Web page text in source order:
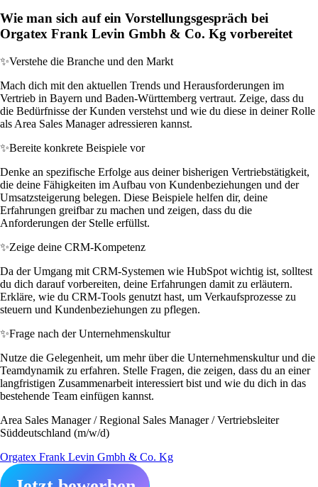
Wie man sich auf ein Vorstellungsgespräch bei
Orgatex Frank Levin Gmbh & Co. Kg vorbereitet
✨Verstehe die Branche und den Markt
Mach dich mit den aktuellen Trends und Herausforderungen im
Vertrieb in Bayern und Baden-Württemberg vertraut. Zeige, dass du
die Bedürfnisse der Kunden verstehst und wie du diese in deiner Rolle
als Area Sales Manager adressieren kannst.
✨Bereite konkrete Beispiele vor
Denke an spezifische Erfolge aus deiner bisherigen Vertriebstätigkeit,
die deine Fähigkeiten im Aufbau von Kundenbeziehungen und der
Umsatzsteigerung belegen. Diese Beispiele helfen dir, deine
Erfahrungen greifbar zu machen und zeigen, dass du die
Anforderungen der Stelle erfüllst.
✨Zeige deine CRM-Kompetenz
Da der Umgang mit CRM-Systemen wie HubSpot wichtig ist, solltest
du dich darauf vorbereiten, deine Erfahrungen damit zu erläutern.
Erkläre, wie du CRM-Tools genutzt hast, um Verkaufsprozesse zu
steuern und Kundenbeziehungen zu pflegen.
✨Frage nach der Unternehmenskultur
Nutze die Gelegenheit, um mehr über die Unternehmenskultur und die
Teamdynamik zu erfahren. Stelle Fragen, die zeigen, dass du an einer
langfristigen Zusammenarbeit interessiert bist und wie du dich in das
bestehende Team einfügen kannst.
Area Sales Manager / Regional Sales Manager / Vertriebsleiter
Süddeutschland (m/w/d)
Orgatex Frank Levin Gmbh & Co. Kg